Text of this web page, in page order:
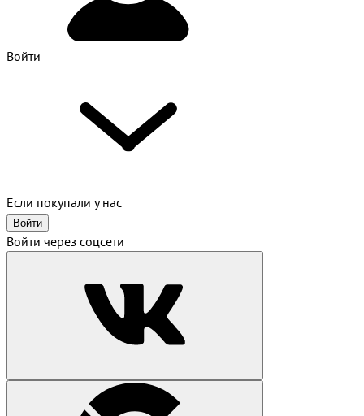
Войти
Если покупали у нас
Войти
Войти через соцсети